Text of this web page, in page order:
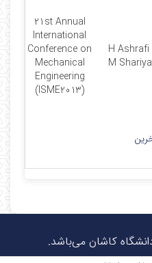
H Ashrafi
M
21st Annual
International
Conference on
Mechanical
Engineering
(ISME2013)
کاشان می‌باشد.